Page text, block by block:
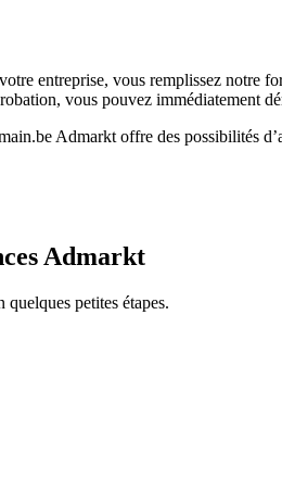
entreprise, vous remplissez notre
vous pouvez immédiatement
Admarkt offre des possibilités
Admarkt
petites étapes.